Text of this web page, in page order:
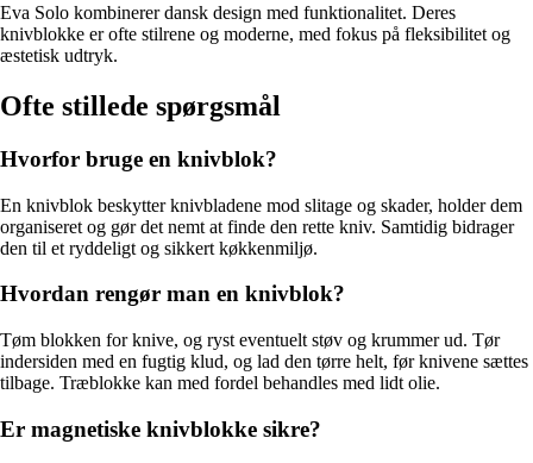
Eva Solo kombinerer dansk design med funktionalitet. Deres
knivblokke er ofte stilrene og moderne, med fokus på fleksibilitet og
æstetisk udtryk.
Ofte stillede spørgsmål
Hvorfor bruge en knivblok?
En knivblok beskytter knivbladene mod slitage og skader, holder dem
organiseret og gør det nemt at finde den rette kniv. Samtidig bidrager
den til et ryddeligt og sikkert køkkenmiljø.
Hvordan rengør man en knivblok?
Tøm blokken for knive, og ryst eventuelt støv og krummer ud. Tør
indersiden med en fugtig klud, og lad den tørre helt, før knivene sættes
tilbage. Træblokke kan med fordel behandles med lidt olie.
Er magnetiske knivblokke sikre?